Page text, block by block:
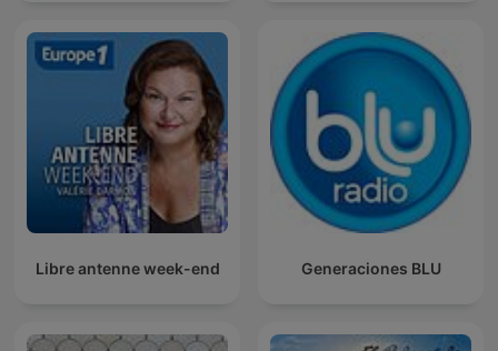
Libre antenne week-end Generaciones BLU